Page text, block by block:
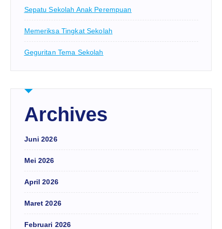
Sepatu Sekolah Anak Perempuan
Memeriksa Tingkat Sekolah
Geguritan Tema Sekolah
Archives
Juni 2026
Mei 2026
April 2026
Maret 2026
Februari 2026